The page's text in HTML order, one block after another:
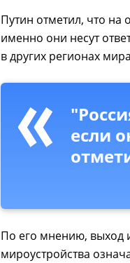
Путин отметил, что на
именно они несут
в других регионах
если
По его мнению, выход
мироустройства